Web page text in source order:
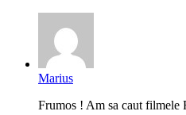
Marius
Frumos ! Am sa caut filmele